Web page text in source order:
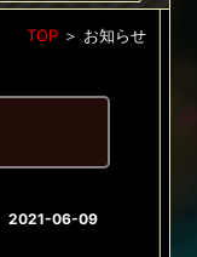
TOP ＞ お知らせ
2021-06-09